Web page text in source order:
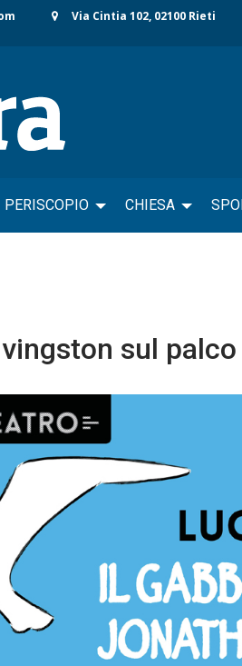
Via Cintia 102, 02100 Rieti
PERISCOPIO CHIESA
sul